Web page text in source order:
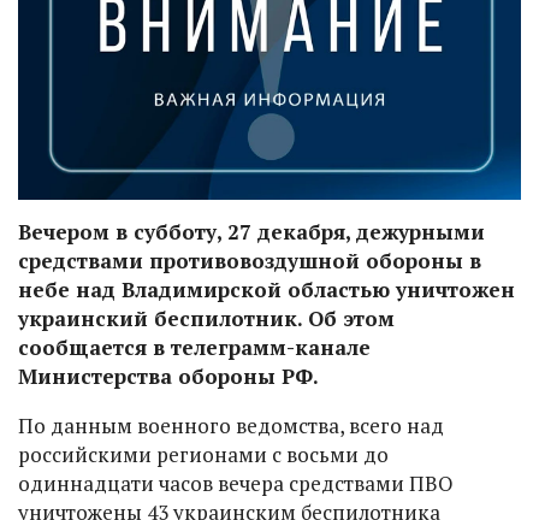
Вечером в субботу, 27 декабря, дежурными
средствами противовоздушной обороны в
небе над Владимирской областью уничтожен
украинский беспилотник. Об этом
сообщается в телеграмм-канале
Министерства обороны РФ.
По данным военного ведомства, всего над
российскими регионами с восьми до
одиннадцати часов вечера средствами ПВО
уничтожены 43 украинским беспилотника